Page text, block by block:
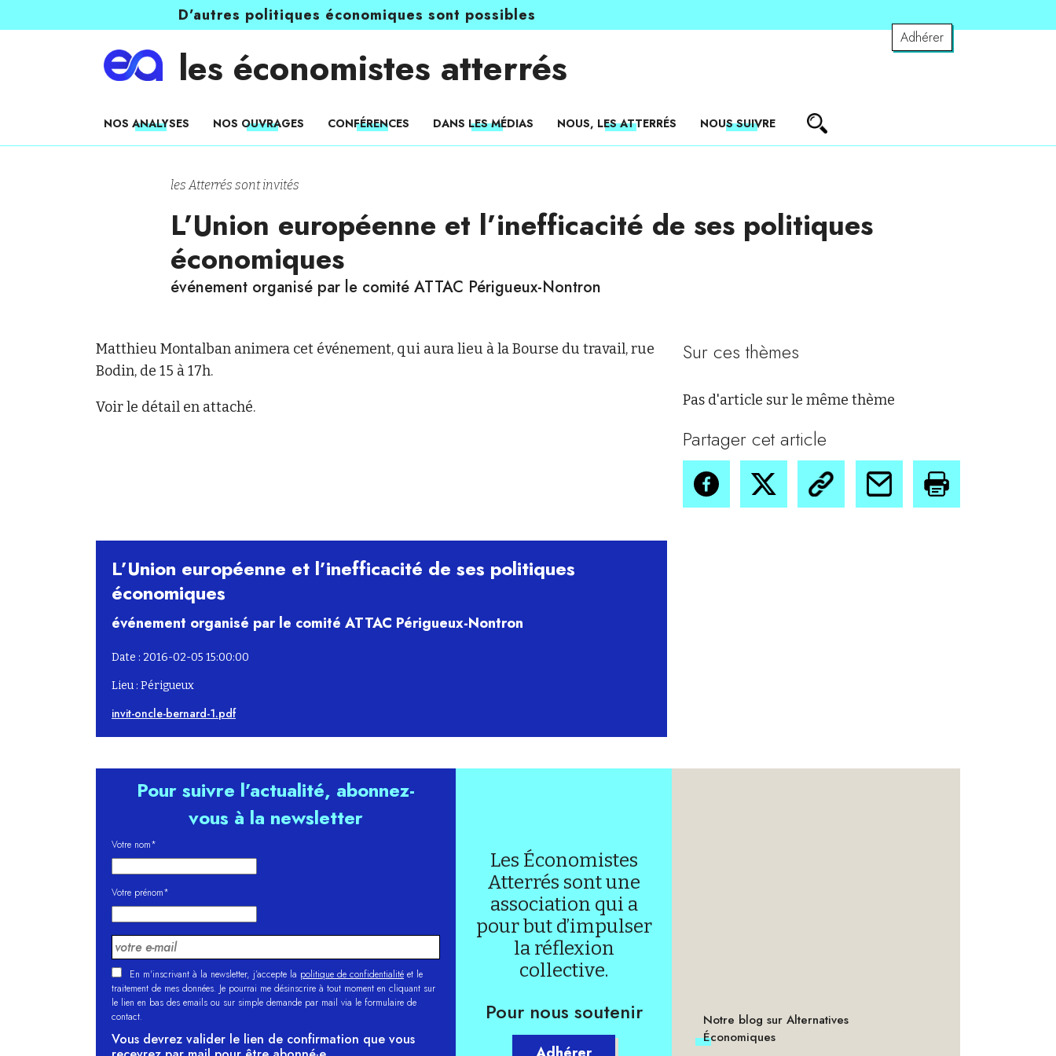
D’autres politiques économiques sont possibles
Adhérer
les économistes atterrés
NOS ANALYSES NOS OUVRAGES CONFÉRENCES DANS LES MÉDIAS NOUS, LES ATTERRÉS NOUS SUIVRE
les Atterrés sont invités
L’Union européenne et l’inefficacité de ses politiques
économiques
événement organisé par le comité ATTAC Périgueux-Nontron
Matthieu Montalban animera cet événement, qui aura lieu à la Bourse du travail, rue
Bodin, de 15 à 17h.
Voir le détail en attaché.
L’Union européenne et l’inefficacité de ses politiques
économiques
événement organisé par le comité ATTAC Périgueux-Nontron
Date : 2016-02-05 15:00:00
Lieu : Périgueux
invit-oncle-bernard-1.pdf
Sur ces thèmes
Pas d'article sur le même thème
Partager cet article
Pour suivre l’actualité, abonnez-
vous à la newsletter
Votre nom*
Votre prénom*
En m'inscrivant à la newsletter, j’accepte la politique de confidentialité et le
traitement de mes données. Je pourrai me désinscrire à tout moment en cliquant sur
le lien en bas des emails ou sur simple demande par mail via le formulaire de
contact.
Vous devrez valider le lien de confirmation que vous
Les Économistes
Atterrés sont une
association qui a
pour but d’impulser
la réflexion
collective.
Pour nous soutenir
Notre blog sur Alternatives
Économiques